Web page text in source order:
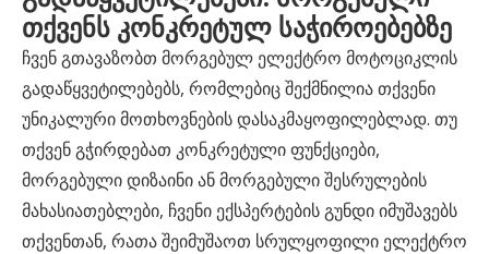
თქვენს კონკრეტულ საჭიროებებზე
ჩვენ გთავაზობთ მორგებულ ელექტრო მოტოციკლის
გადაწყვეტილებებს, რომლებიც შექმნილია თქვენი
უნიკალური მოთხოვნების დასაკმაყოფილებლად. თუ
თქვენ გჭირდებათ კონკრეტული ფუნქციები,
მორგებული დიზაინი ან მორგებული შესრულების
მახასიათებლები, ჩვენი ექსპერტების გუნდი იმუშავებს
თქვენთან, რათა შეიმუშაოთ სრულყოფილი ელექტრო